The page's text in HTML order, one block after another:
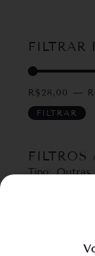
FILTRAR
R$28,00 —
FILTRAR
FILTROS
Tipo: Outras